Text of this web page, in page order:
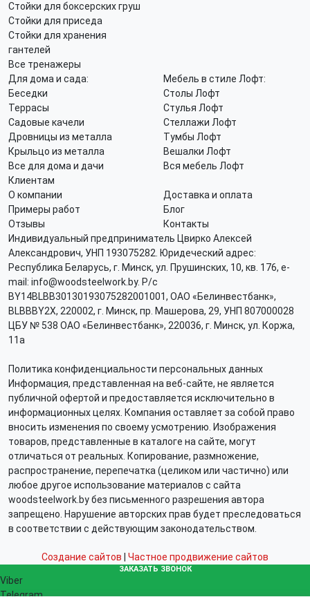
Стойки для боксерских груш
Стойки для приседа
Стойки для хранения
гантелей
Все тренажеры
Для дома и сада:
Беседки
Террасы
Садовые качели
Дровницы из металла
Крыльцо из металла
Все для дома и дачи
Мебель в стиле Лофт:
Столы Лофт
Стулья Лофт
Стеллажи Лофт
Тумбы Лофт
Вешалки Лофт
Вся мебель Лофт
Клиентам
О компании
Доставка и оплата
Примеры работ
Блог
Отзывы
Контакты
Индивидуальный предприниматель Цвирко Алексей
Александрович, УНП 193075282. Юридеческий адрес:
Республика Беларусь, г. Минск, ул. Прушинских, 10, кв. 176, e-
mail: info@woodsteelwork.by. Р/с
BY14BLBB30130193075282001001, ОАО «Белинвестбанк»,
BLBBBY2X, 220002, г. Минск, пр. Машерова, 29, УНП 807000028
ЦБУ № 538 ОАО «Белинвестбанк», 220036, г. Минск, ул. Коржа,
11а
Политика конфиденциальности персональных данных
Информация, представленная на веб-сайте, не является
публичной офертой и предоставляется исключительно в
информационных целях. Компания оставляет за собой право
вносить изменения по своему усмотрению. Изображения
товаров, представленные в каталоге на сайте, могут
отличаться от реальных. Копирование, размножение,
распространение, перепечатка (целиком или частично) или
любое другое использование материалов с сайта
woodsteelwork.by без письменного разрешения автора
запрещено. Нарушение авторских прав будет преследоваться
в соответствии с действующим законодательством.
Создание сайтов Частное продвижение сайтов
ЗАКАЗАТЬ ЗВОНОК
Viber